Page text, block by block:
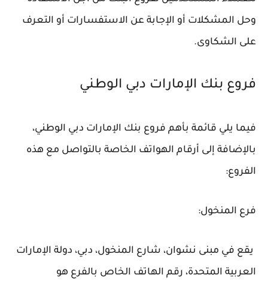
وحل المشكلات أو الإجابة عن الاستفسارات أو التعرف
على الشكاوى.
فروع بنك الإمارات دبي الوطني
فيما يلي قائمة بأهم فروع بنك الإمارات دبي الوطني،
بالإضافة إلى أرقام الهواتف الخاصة بالتواصل مع هذه
الفروع:
فرع المنخول:
يقع في مبنى نشوان، شارع المنخول، دبي، دولة الإمارات
العربية المتحدة، رقم الهاتف الخاص بالفرع هو